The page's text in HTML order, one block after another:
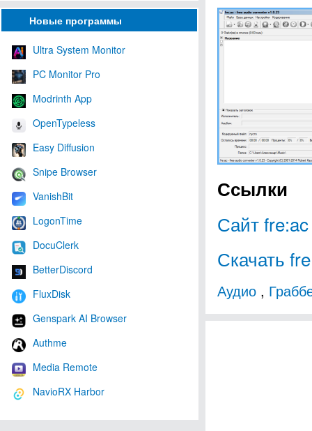
Новые программы
Ultra System Monitor
PC Monitor Pro
Modrinth App
OpenTypeless
Easy Diffusion
Snipe Browser
VanishBit
LogonTime
DocuClerk
BetterDiscord
FluxDisk
Genspark AI Browser
Authme
Media Remote
NavioRX Harbor
Ссылки
Сайт fre:ac
Скачать
Аудио ,